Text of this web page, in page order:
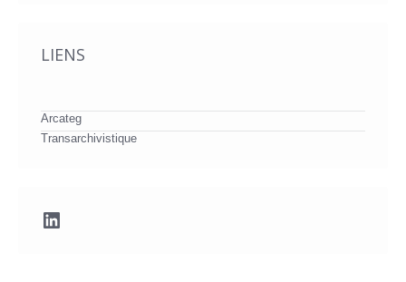
LIENS
Arcateg
Transarchivistique
LinkedIn